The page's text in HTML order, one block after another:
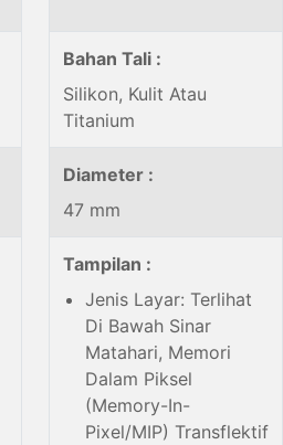
Bahan Tali :
Silikon, Kulit Atau
Titanium
Diameter :
47 mm
Tampilan :
Jenis Layar: Terlihat
Di Bawah Sinar
Matahari, Memori
Dalam Piksel
(Memory-In-
Pixel/MIP) Transflektif